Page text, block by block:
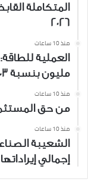
2026
منذ 10 ساعات
مليون بنسبة 58.103%
منذ 10 ساعات
من حق
منذ 10 ساعات
إجمالي إيراداتها